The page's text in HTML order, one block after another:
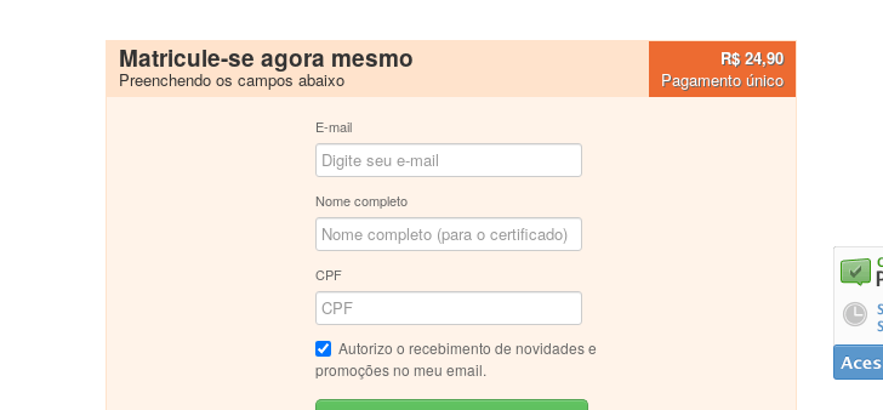
Matricule-se agora mesmo
Preenchendo os campos abaixo
R$ 24,90
Pagamento único
E-mail
Nome completo
CPF
Autorizo o recebimento de novidades e
promoções no meu email.